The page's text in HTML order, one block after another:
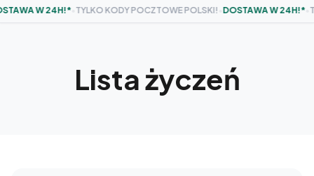
W 24H!*•TYLKO KODY POCZTOWE POLSKI!•DOSTAWA W 24H!*•
Lista życzeń